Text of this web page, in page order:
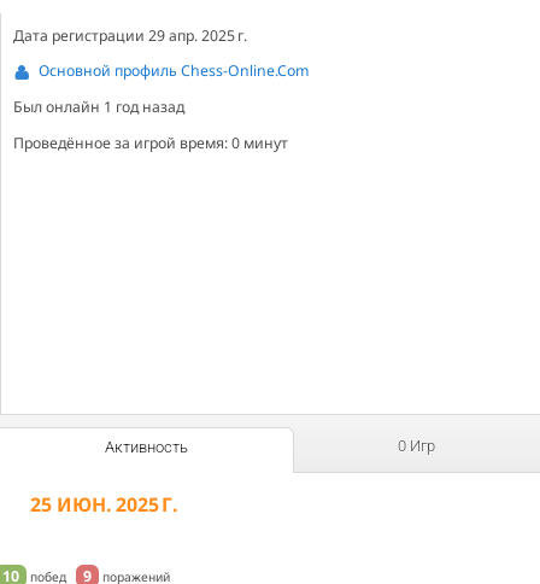
Дата регистрации 29 апр. 2025 г.
Основной профиль Chess-Online.Com
Был онлайн 1 год назад
Проведённое за игрой время: 0 минут
Активность 0 Игр
25 ИЮН. 2025 Г.
10 побед 9 поражений